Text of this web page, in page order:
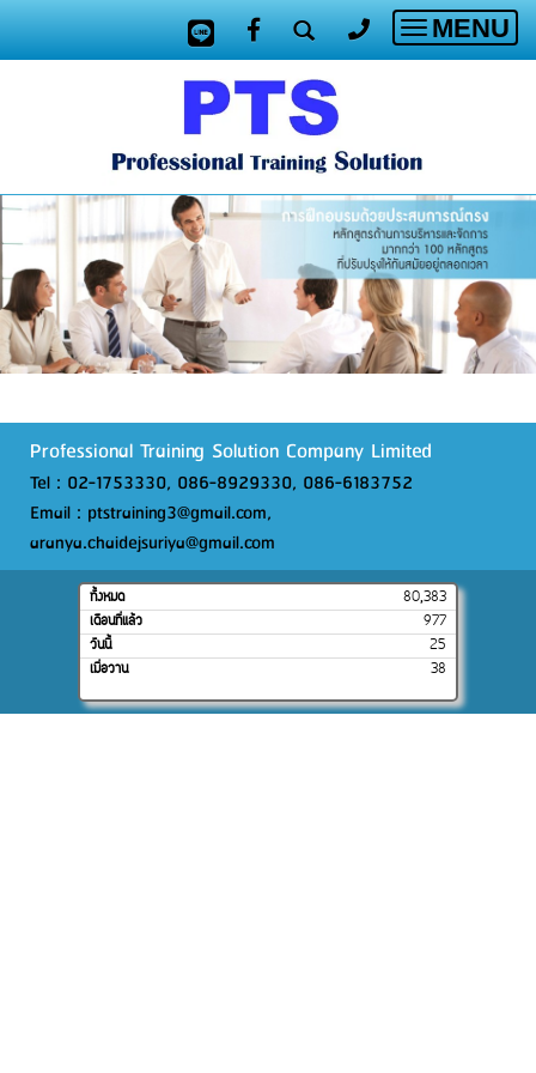
Toggle
MENU
Professional Training Solution Company Limited
Tel : 02-1753330, 086-8929330, 086-6183752
Email : ptstraining3@gmail.com,
aranya.chaidejsuriya@gmail.com
ทั้งหมด
80,383
เดือนที่แล้ว
977
วันนี้
25
เมื่อวาน
38